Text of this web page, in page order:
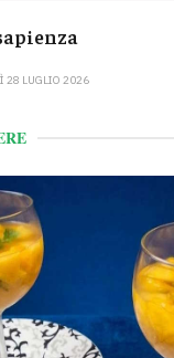
28 LUGLIO 2026